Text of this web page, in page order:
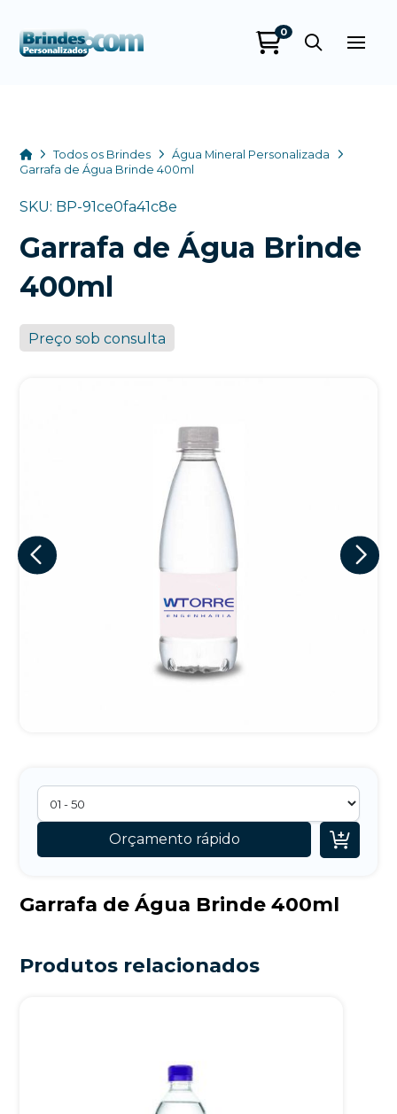
0
HomeTodos os Brindes
Água Mineral Personalizada
Garrafa de Água Brinde 400ml
SKU: BP-91ce0fa41c8e
Garrafa de Água Brinde
400ml
Preço sob consulta
Orçamento rápido 
Garrafa de Água Brinde 400ml
Produtos relacionados
+55
Eu concordo em receber comunicações.
A nossa empresa está comprometida a proteger e respeitar
sua privacidade, utilizaremos seus dados apenas para fins
de marketing. Você pode alterar suas preferências a
Iniciar conversa